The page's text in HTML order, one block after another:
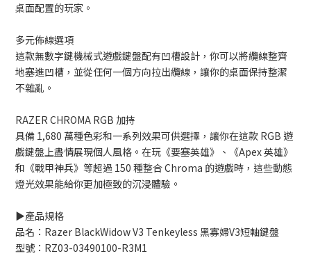
桌面配置的玩家。
多元佈線選項
這款無數字鍵機械式遊戲鍵盤配有凹槽設計，你可以將纜線整齊
地塞進凹槽，並從任何一個方向拉出纜線，讓你的桌面保持整潔
不雜亂。
RAZER CHROMA RGB 加持
具備 1,680 萬種色彩和一系列效果可供選擇，讓你在這款 RGB 遊
戲鍵盤上盡情展現個人風格。在玩《要塞英雄》、《Apex 英雄》
和《戰甲神兵》等超過 150 種整合 Chroma 的遊戲時，這些動態
燈光效果能給你更加極致的沉浸體驗。
▶️產品規格
品名：Razer BlackWidow V3 Tenkeyless 黑寡婦V3短軸鍵盤
型號：RZ03-03490100-R3M1